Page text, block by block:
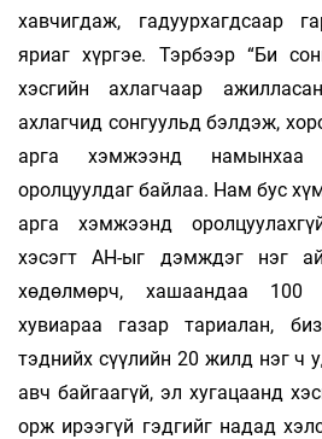
хавчигдаж, гадуурхагдсаар
яриаг хүргэе. Тэрбээр “Би
хэсгийн ахлагчаар
ахлагчид сонгуульд бэлдэж,
арга хэмжээнд намынхаа
оролцуулдаг байлаа. Нам бус
арга хэмжээнд
хэсэгт АН-ыг дэмждэг нэг
хөдөлмөрч, хашаандаа 100
хувиараа газар тариалан,
тэднийх сүүлийн 20 жилд нэг ч
авч байгаагүй, эл хугацаанд
орж ирээгүй гэдгийг надад